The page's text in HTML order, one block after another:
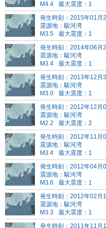
M4.4
最大震度：1
発生時刻：2015年01月
震源地：駿河湾
M3.5
最大震度：1
発生時刻：2014年06月
震源地：駿河湾
M3.4
最大震度：1
発生時刻：2013年12月
震源地：駿河湾
M3.0
最大震度：1
発生時刻：2012年12月
震源地：駿河湾
M2.2
最大震度：2
発生時刻：2012年11月
震源地：駿河湾
M3.4
最大震度：1
発生時刻：2012年04月
震源地：駿河湾
M3.6
最大震度：1
発生時刻：2012年02月
震源地：駿河湾
M3.3
最大震度：1
発生時刻：2011年11月